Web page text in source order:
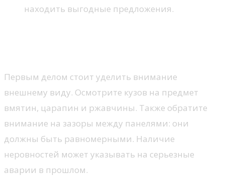
находить выгодные предложения.
Первым делом стоит уделить внимание
внешнему виду. Осмотрите кузов на предмет
вмятин, царапин и ржавчины. Также обратите
внимание на зазоры между панелями: они
должны быть равномерными. Наличие
неровностей может указывать на серьезные
аварии в прошлом.